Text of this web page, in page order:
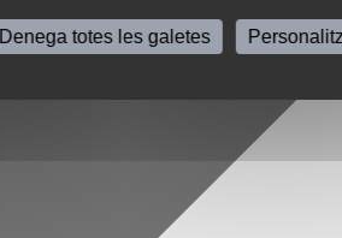
Denega totes les galetes